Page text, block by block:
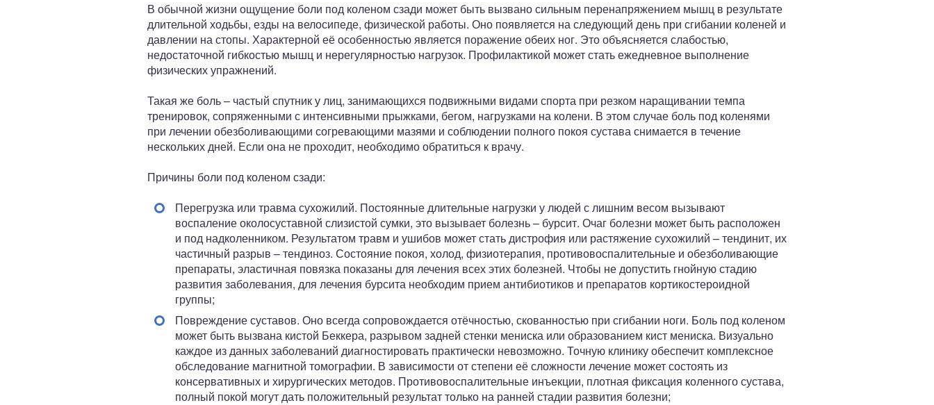
В обычной жизни ощущение боли под коленом сзади может быть вызвано сильным перенапряжением мышц в результате
длительной ходьбы, езды на велосипеде, физической работы. Оно появляется на следующий день при сгибании коленей и
давлении на стопы. Характерной её особенностью является поражение обеих ног. Это объясняется слабостью,
недостаточной гибкостью мышц и нерегулярностью нагрузок. Профилактикой может стать ежедневное выполнение
физических упражнений.
Такая же боль – частый спутник у лиц, занимающихся подвижными видами спорта при резком наращивании темпа
тренировок, сопряженными с интенсивными прыжками, бегом, нагрузками на колени. В этом случае боль под коленями
при лечении обезболивающими согревающими мазями и соблюдении полного покоя сустава снимается в течение
нескольких дней. Если она не проходит, необходимо обратиться к врачу.
Причины боли под коленом сзади:
Перегрузка или травма сухожилий. Постоянные длительные нагрузки у людей с лишним весом вызывают
воспаление околосуставной слизистой сумки, это вызывает болезнь – бурсит. Очаг болезни может быть расположен
и под надколенником. Результатом травм и ушибов может стать дистрофия или растяжение сухожилий – тендинит, их
частичный разрыв – тендиноз. Состояние покоя, холод, физиотерапия, противовоспалительные и обезболивающие
препараты, эластичная повязка показаны для лечения всех этих болезней. Чтобы не допустить гнойную стадию
развития заболевания, для лечения бурсита необходим прием антибиотиков и препаратов кортикостероидной
группы;
Повреждение суставов. Оно всегда сопровождается отёчностью, скованностью при сгибании ноги. Боль под коленом
может быть вызвана кистой Беккера, разрывом задней стенки мениска или образованием кист мениска. Визуально
каждое из данных заболеваний диагностировать практически невозможно. Точную клинику обеспечит комплексное
обследование магнитной томографии. В зависимости от степени её сложности лечение может состоять из
консервативных и хирургических методов. Противовоспалительные инъекции, плотная фиксация коленного сустава,
полный покой могут дать положительный результат только на ранней стадии развития болезни;